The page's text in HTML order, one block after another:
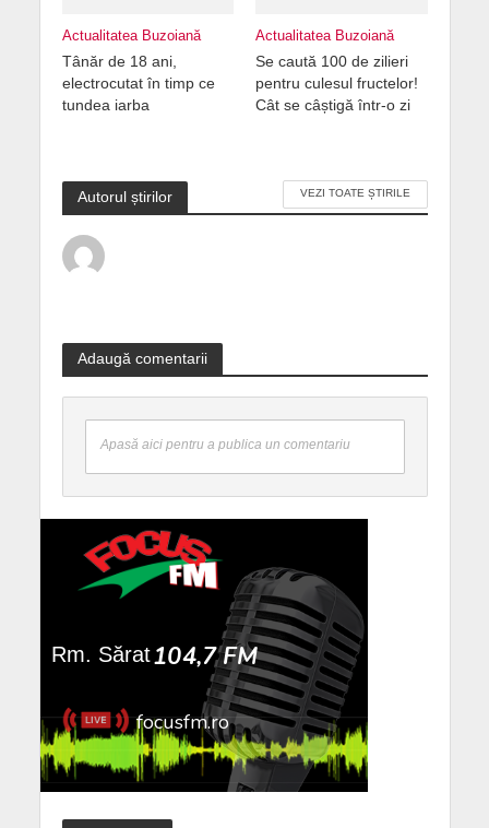
Actualitatea Buzoiană
Tânăr de 18 ani,
electrocutat în timp ce
tundea iarba
Actualitatea Buzoiană
Se caută 100 de zilieri
pentru culesul fructelor!
Cât se câștigă într-o zi
Autorul știrilor VEZI TOATE ȘTIRILE
Adaugă comentarii
Apasă aici pentru a publica un comentariu